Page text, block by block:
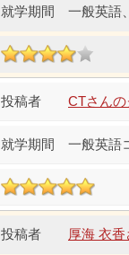
一般英語
CTさん
一般英語
厚海 衣